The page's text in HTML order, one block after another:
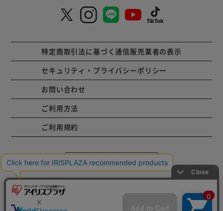
特定商取引法に基づく通信販売業者の表示
セキュリティ・プライバシーポリシー
お問い合わせ
ご利用方法
ご利用規約
コーポレートサイト